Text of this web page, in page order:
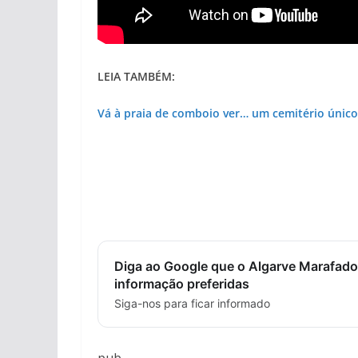
LEIA TAMBÉM:
Vá à praia de comboio ver… um cemitério único
Diga ao Google que o Algarve
informação preferidas
Siga-nos para ficar informado